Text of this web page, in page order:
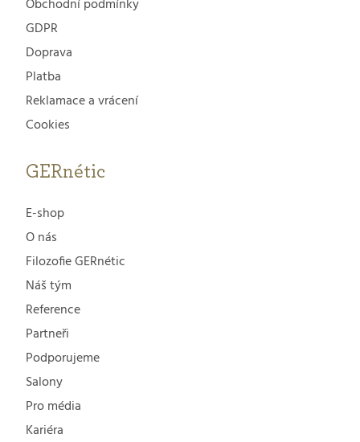
Obchodní podmínky
GDPR
Doprava
Platba
Reklamace a vrácení
Cookies
GERnétic
E-shop
O nás
Filozofie GERnétic
Náš tým
Reference
Partneři
Podporujeme
Salony
Pro média
Kariéra